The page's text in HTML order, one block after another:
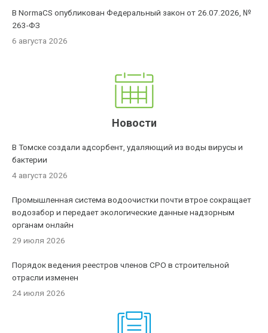
В NormaCS опубликован Федеральный закон от 26.07.2026, №
263-ФЗ
6 августа 2026
Новости
В Томске создали адсорбент, удаляющий из воды вирусы и
бактерии
4 августа 2026
Промышленная система водоочистки почти втрое сокращает
водозабор и передает экологические данные надзорным
органам онлайн
29 июля 2026
Порядок ведения реестров членов СРО в строительной
отрасли изменен
24 июля 2026